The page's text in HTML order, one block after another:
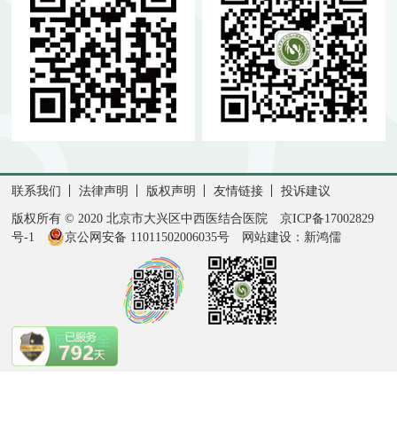
联系我们 法律声明 版权声明 友情链接 投诉建议
版权所有 © 2020 北京市大兴区中西医结合医院
京ICP备17002829
号-1
京公网安备 11011502006035号 网站建设：新鸿儒